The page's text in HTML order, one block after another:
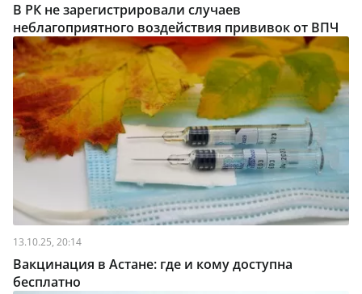
В РК не зарегистрировали случаев
неблагоприятного воздействия прививок от ВПЧ
13.10.25, 20:14
Вакцинация в Астане: где и кому доступна
бесплатно